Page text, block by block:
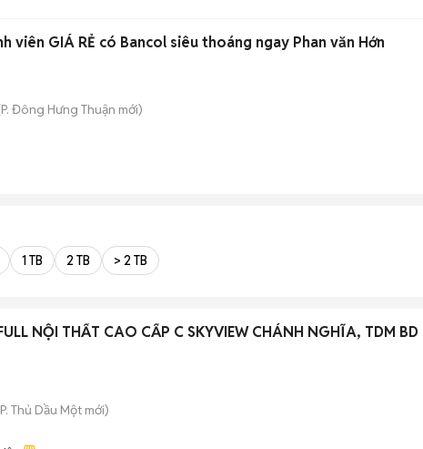
viên GIÁ RẺ có Bancol siêu thoáng ngay Phan văn Hớn
P. Đông Hưng Thuận mới)
1 TB 2 TB > 2 TB
NỘI THẤT CAO CẤP C SKYVIEW CHÁNH NGHĨA, TDM BD
P. Thủ Dầu Một mới)